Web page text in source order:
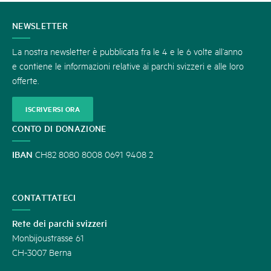
CONTATTATECI
NEWSLETTER
La nostra newsletter è pubblicata fra le 4 e le 6 volte all’anno
e contiene le informazioni relative ai parchi svizzeri e alle loro
offerte.
ISCRIVERSI ORA
CONTO DI DONAZIONE
IBAN CH82 8080 8008 0691 9408 2
CONTATTATECI
Rete dei parchi svizzeri
Monbijoustrasse 61
CH-3007 Berna